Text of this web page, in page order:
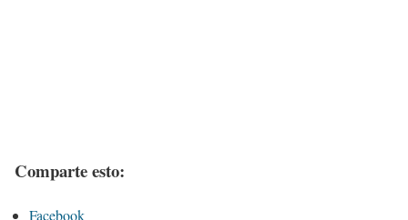
Comparte esto:
Facebook